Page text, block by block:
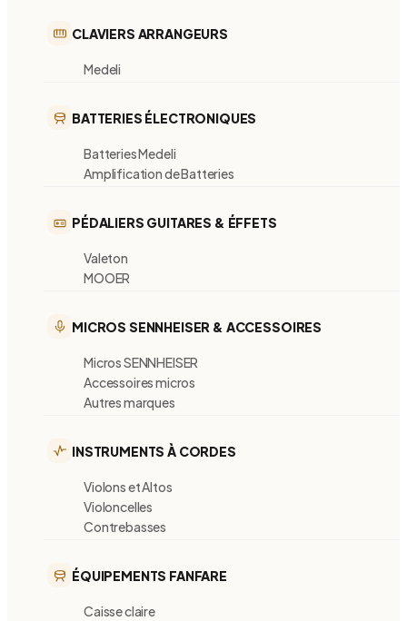
CLAVIERS ARRANGEURS
Medeli
BATTERIES ÉLECTRONIQUES
Batteries Medeli
Amplification de Batteries
PÉDALIERS GUITARES & ÉFFETS
Valeton
MOOER
MICROS SENNHEISER & ACCESSOIRES
Micros SENNHEISER
Accessoires micros
Autres marques
INSTRUMENTS À CORDES
Violons et Altos
Violoncelles
Contrebasses
ÉQUIPEMENTS FANFARE
Caisse claire